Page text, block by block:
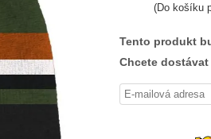
(Do košíku
Tento produkt
Chcete